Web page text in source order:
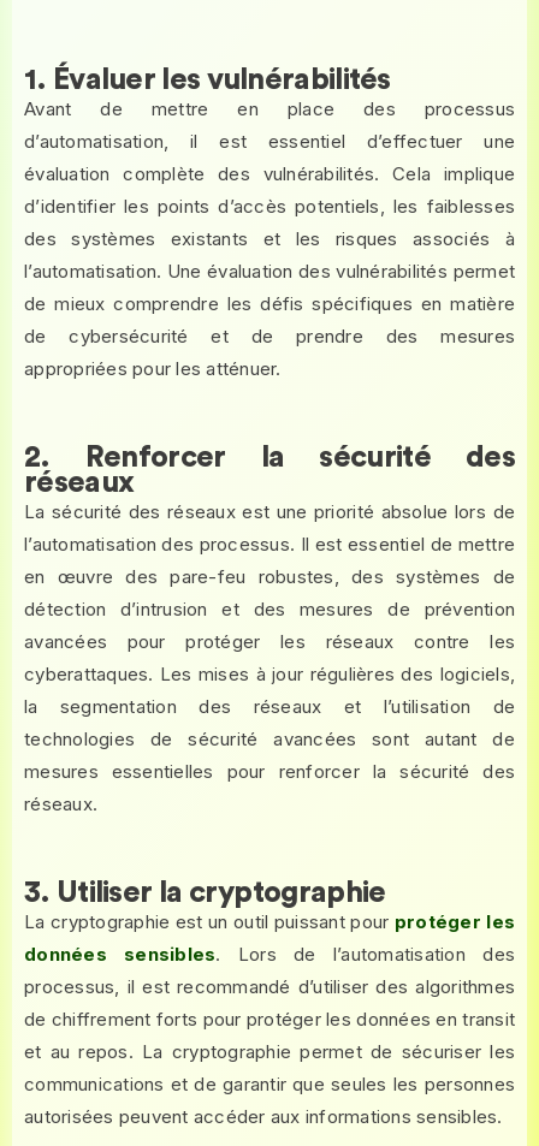
1. Évaluer les vulnérabilités
Avant de mettre en place des processus
d’automatisation, il est essentiel d’effectuer une
évaluation complète des vulnérabilités. Cela implique
d’identifier les points d’accès potentiels, les faiblesses
des systèmes existants et les risques associés à
l’automatisation. Une évaluation des vulnérabilités permet
de mieux comprendre les défis spécifiques en matière
de cybersécurité et de prendre des mesures
appropriées pour les atténuer.
2. Renforcer la sécurité des
réseaux
La sécurité des réseaux est une priorité absolue lors de
l’automatisation des processus. Il est essentiel de mettre
en œuvre des pare-feu robustes, des systèmes de
détection d’intrusion et des mesures de prévention
avancées pour protéger les réseaux contre les
cyberattaques. Les mises à jour régulières des logiciels,
la segmentation des réseaux et l’utilisation de
technologies de sécurité avancées sont autant de
mesures essentielles pour renforcer la sécurité des
réseaux.
3. Utiliser la cryptographie
La cryptographie est un outil puissant pour protéger les
données sensibles. Lors de l’automatisation des
processus, il est recommandé d’utiliser des algorithmes
de chiffrement forts pour protéger les données en transit
et au repos. La cryptographie permet de sécuriser les
communications et de garantir que seules les personnes
autorisées peuvent accéder aux informations sensibles.